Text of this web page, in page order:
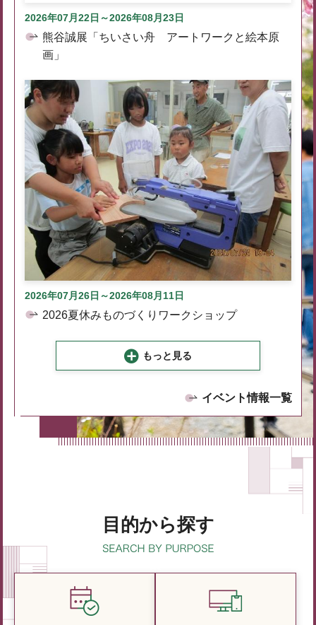
2026年07月22日～2026年08月23日
熊谷誠展「ちいさい舟 アートワークと絵本原
画」
2026年07月26日～2026年08月11日
2026夏休みものづくりワークショップ
もっと見る
イベント情報一覧
目的から探す